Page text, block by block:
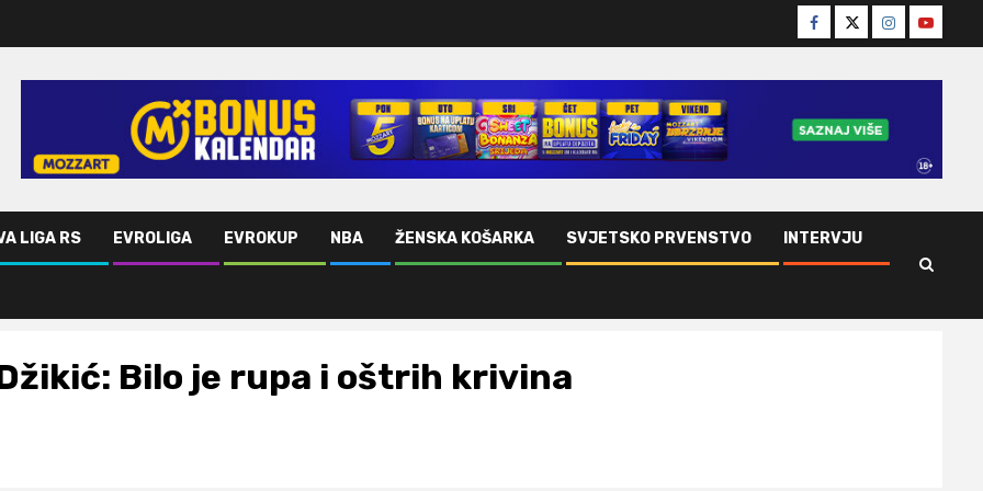
Facebook
TwitterInstagram
Youtube
LIGA RS EVROLIGA EVROKUP NBA ŽENSKA KOŠARKA SVJETSKO PRVENSTVO INTERVJU
Bilo je rupa i oštrih krivina